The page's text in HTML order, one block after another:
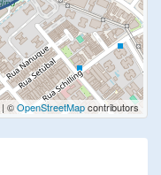
| ©OpenStreetMapcontributors